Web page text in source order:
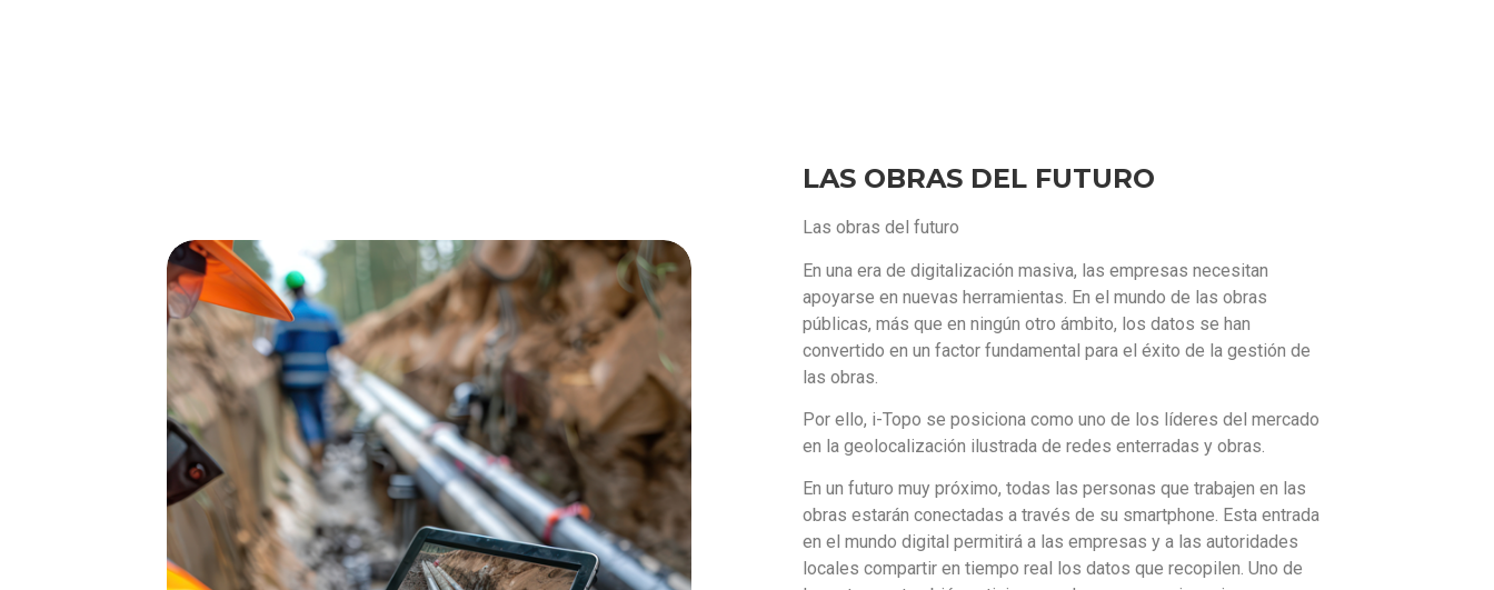
LAS OBRAS DEL FUTURO
Las obras del futuro
En una era de digitalización masiva, las empresas necesitan
apoyarse en nuevas herramientas. En el mundo de las obras
públicas, más que en ningún otro ámbito, los datos se han
convertido en un factor fundamental para el éxito de la gestión de
las obras.
Por ello, i-Topo se posiciona como uno de los líderes del mercado
en la geolocalización ilustrada de redes enterradas y obras.
En un futuro muy próximo, todas las personas que trabajen en las
obras estarán conectadas a través de su smartphone. Esta entrada
en el mundo digital permitirá a las empresas y a las autoridades
locales compartir en tiempo real los datos que recopilen. Uno de